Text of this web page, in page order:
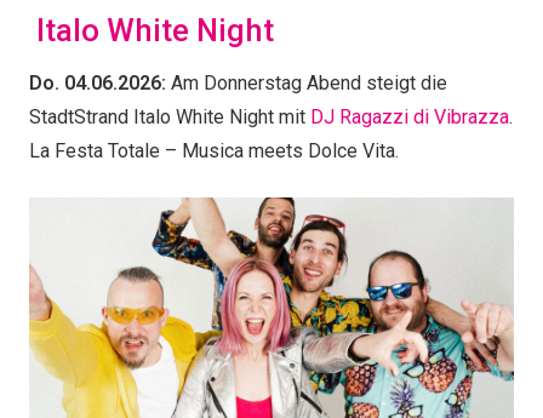
Italo White Night
Do. 04.06.2026: Am Donnerstag Abend steigt die
StadtStrand Italo White Night mit DJ Ragazzi di Vibrazza.
La Festa Totale – Musica meets Dolce Vita.